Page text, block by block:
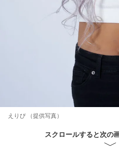
えりぴ （提供写真）
スクロールすると次の